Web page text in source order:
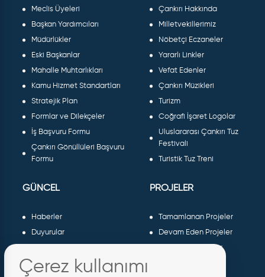
Meclis Üyeleri
Başkan Yardımcıları
Müdürlükler
Eski Başkanlar
Mahalle Muhtarlıkları
Kamu Hizmet Standartları
Stratejik Plan
Formlar ve Dilekçeler
İş Başvuru Formu
Çankırı Gönüllüleri Başvuru
Formu
Çankırı Hakkında
Milletvekillerimiz
Nöbetçi Eczaneler
Yararlı Linkler
Vefat Edenler
Çankırı Müzikleri
Turizm
Coğrafi İşaret Logolar
Uluslararası Çankırı Tuz
Festivali
Turistik Tuz Treni
GÜNCEL
Haberler
Duyurular
Galeri
PROJELER
Tamamlanan Projeler
Devam Eden Projeler
Planlanan Projeler
Çerez kullanımı